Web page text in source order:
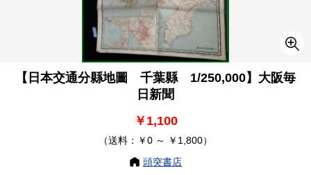
【日本交通分縣地圖 千葉縣 1/250,000】大阪毎
日新聞
￥1,100
（送料：￥0 ～ ￥1,800）
頭突書店